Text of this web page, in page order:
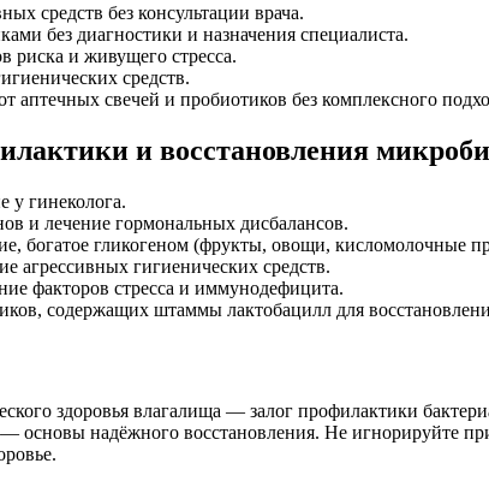
средств без консультации врача.
без диагностики и назначения специалиста.
риска и живущего стресса.
средств.
аптечных свечей и пробиотиков без комплексного
и восстановления
у гинеколога.
и лечение гормональных дисбалансов.
богатое гликогеном (фрукты, овощи, кисломолочные
агрессивных гигиенических средств.
факторов стресса и иммунодефицита.
содержащих штаммы лактобацилл для
здоровья влагалища — залог профилактики
основы надёжного восстановления. Не игнорируйте